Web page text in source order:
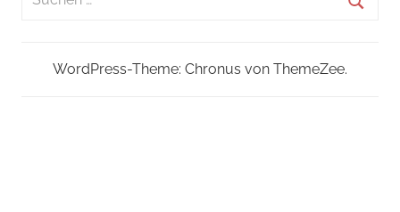
WordPress-Theme: Chronus von ThemeZee.